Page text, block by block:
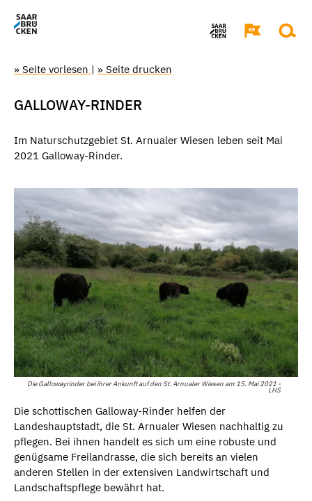
» Seite vorlesen | » Seite drucken
GALLOWAY-RINDER
Im Naturschutzgebiet St. Arnualer Wiesen leben seit Mai
2021 Galloway-Rinder.
Die Gallowayrinder bei ihrer Ankunft auf den St. Arnualer Wiesen am 15. Mai 2021 -
LHS
Die schottischen Galloway-Rinder helfen der
Landeshauptstadt, die St. Arnualer Wiesen nachhaltig zu
pflegen. Bei ihnen handelt es sich um eine robuste und
genügsame Freilandrasse, die sich bereits an vielen
anderen Stellen in der extensiven Landwirtschaft und
Landschaftspflege bewährt hat.